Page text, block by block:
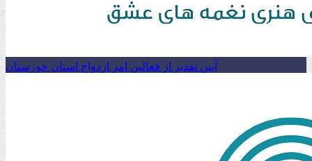
آیین تقدیر از فعالین امر ازدواج استان خوزستان